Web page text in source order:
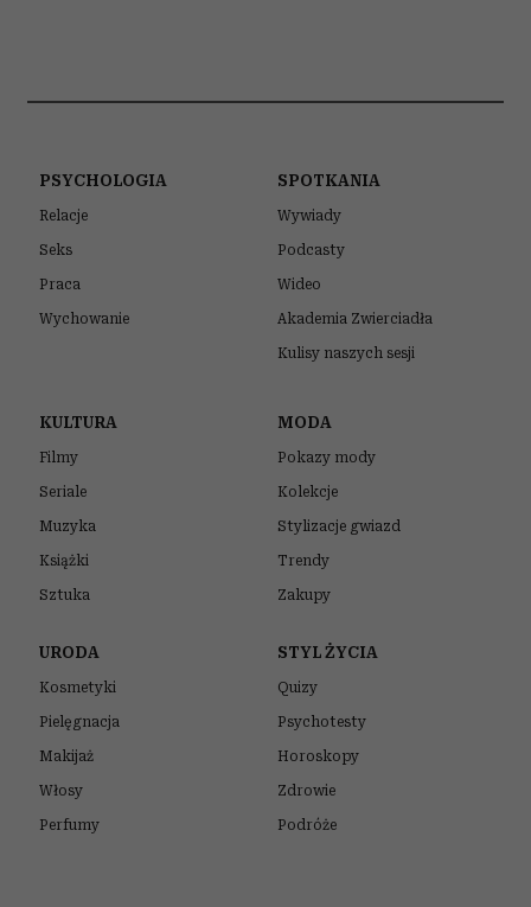
PSYCHOLOGIA
Relacje
Seks
Praca
Wychowanie
SPOTKANIA
Wywiady
Podcasty
Wideo
Akademia Zwierciadła
Kulisy naszych sesji
KULTURA
Filmy
Seriale
Muzyka
Książki
Sztuka
MODA
Pokazy mody
Kolekcje
Stylizacje gwiazd
Trendy
Zakupy
URODA
Kosmetyki
Pielęgnacja
Makijaż
Włosy
Perfumy
STYL ŻYCIA
Quizy
Psychotesty
Horoskopy
Zdrowie
Podróże